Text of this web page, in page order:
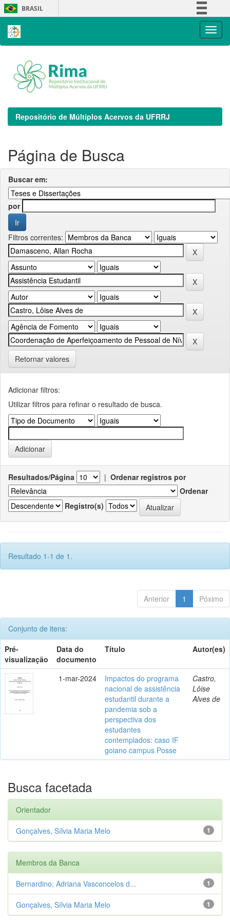
Skip
navigation
BRASIL
Repositório de Múltiplos Acervos da UFRRJ
Página de Busca
Buscar em:
por
Filtros correntes:
Retornar valores
Adicionar filtros:
Utilizar filtros para refinar o resultado de busca.
Resultados/Página | Ordenar registros por
Ordenar
Registro(s)
Resultado 1-1 de 1.
Anterior 1 Póximo
Conjunto de itens:
Pré-
visualização
Data do
documento
Título Autor(es)
1-mar-2024
Impactos do programa
nacional de assistência
estudantil durante a
pandemia sob a
perspectiva dos
estudantes
contemplados: caso IF
goiano campus Posse
Castro,
Lôise
Alves de
Busca facetada
Orientador
1
Gonçalves, Sílvia Maria Melo
Membros da Banca
1
Bernardino, Adriana Vasconcelos d...
1
Gonçalves, Sílvia Maria Melo